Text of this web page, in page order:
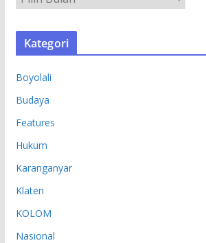
R
S
Kategori
Boyolali
Budaya
Features
Hukum
Karanganyar
Klaten
KOLOM
Nasional